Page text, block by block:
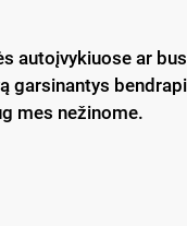
autoįvykiuose ar
garsinantys
mes nežinome.